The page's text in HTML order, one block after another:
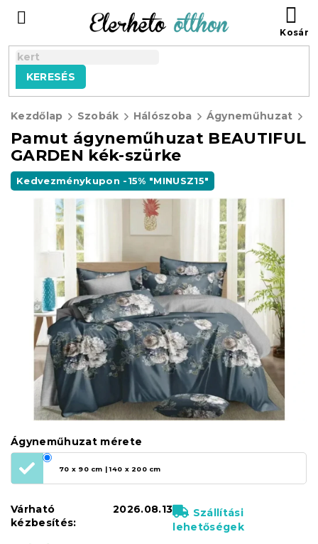
tartalomhoz
KERESÉS
Kezdőlap Szobák Hálószoba Ágyneműhuzat
Pamut ágyneműhuzat BEAUTIFUL
GARDEN kék-szürke
Kedvezménykupon -15% "MINUSZ15"
Ágyneműhuzat mérete
70 x 90 cm | 140 x 200 cm
Várható
kézbesítés:
2026.08.13
Szállítási
lehetőségek